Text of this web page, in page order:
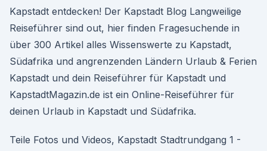
Kapstadt entdecken! Der Kapstadt Blog Langweilige
Reiseführer sind out, hier finden Fragesuchende in
über 300 Artikel alles Wissenswerte zu Kapstadt,
Südafrika und angrenzenden Ländern Urlaub & Ferien
Kapstadt und dein Reiseführer für Kapstadt und
KapstadtMagazin.de ist ein Online-Reiseführer für
deinen Urlaub in Kapstadt und Südafrika.
Teile Fotos und Videos, Kapstadt Stadtrundgang 1 -